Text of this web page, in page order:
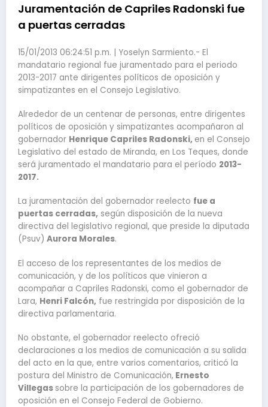
Juramentación de Capriles Radonski fue
a puertas cerradas
15/01/2013 06:24:51 p.m. | Yoselyn Sarmiento.- El
mandatario regional fue juramentado para el periodo
2013-2017 ante dirigentes políticos de oposición y
simpatizantes en el Consejo Legislativo.
Alrededor de un centenar de personas, entre dirigentes
políticos de oposición y simpatizantes acompañaron al
gobernador Henrique Capriles Radonski, en el Consejo
Legislativo del estado de Miranda, en Los Teques, donde
será juramentado el mandatario para el período 2013-
2017.
La juramentación del gobernador reelecto fue a
puertas cerradas, según disposición de la nueva
directiva del legislativo regional, que preside la diputada
(Psuv) Aurora Morales.
El acceso de los representantes de los medios de
comunicación, y de los políticos que vinieron a
acompañar a Capriles Radonski, como el gobernador de
Lara, Henri Falcón, fue restringida por disposición de la
directiva parlamentaria.
No obstante, el gobernador reelecto ofreció
declaraciones a los medios de comunicación a su salida
del acto en la que, entre varios comentarios, criticó la
postura del Ministro de Comunicación, Ernesto
Villegas sobre la participación de los gobernadores de
oposición en el Consejo Federal de Gobierno.